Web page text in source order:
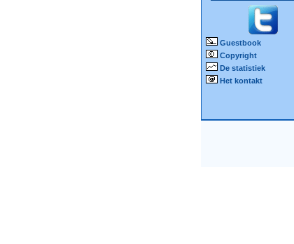
Guestbook
Copyright
De statistiek
Het kontakt